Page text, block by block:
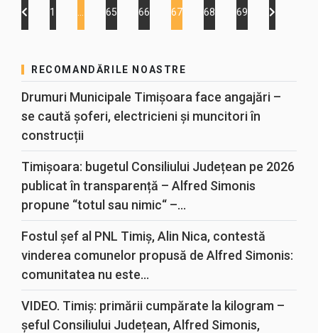
1 65 66 67 68 69
RECOMANDĂRILE NOASTRE
Drumuri Municipale Timișoara face angajări –
se caută șoferi, electricieni și muncitori în
construcții
Timișoara: bugetul Consiliului Județean pe 2026
publicat în transparență – Alfred Simonis
propune “totul sau nimic“ –...
Fostul șef al PNL Timiș, Alin Nica, contestă
vinderea comunelor propusă de Alfred Simonis:
comunitatea nu este...
VIDEO. Timiș: primării cumpărate la kilogram –
șeful Consiliului Județean, Alfred Simonis,